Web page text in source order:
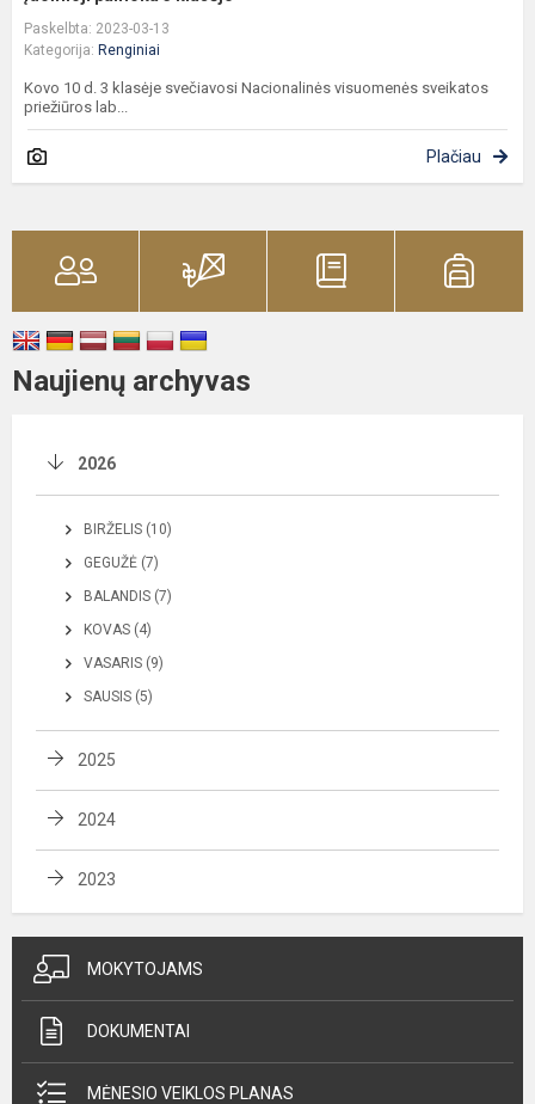
Paskelbta: 2023-03-13
Kategorija: Renginiai
Kovo 10 d. 3 klasėje svečiavosi Nacionalinės visuomenės sveikatos
priežiūros lab...
Plačiau
Naujienų archyvas
2026
BIRŽELIS (10)
GEGUŽĖ (7)
BALANDIS (7)
KOVAS (4)
VASARIS (9)
SAUSIS (5)
2025
2024
2023
MOKYTOJAMS
DOKUMENTAI
MĖNESIO VEIKLOS PLANAS